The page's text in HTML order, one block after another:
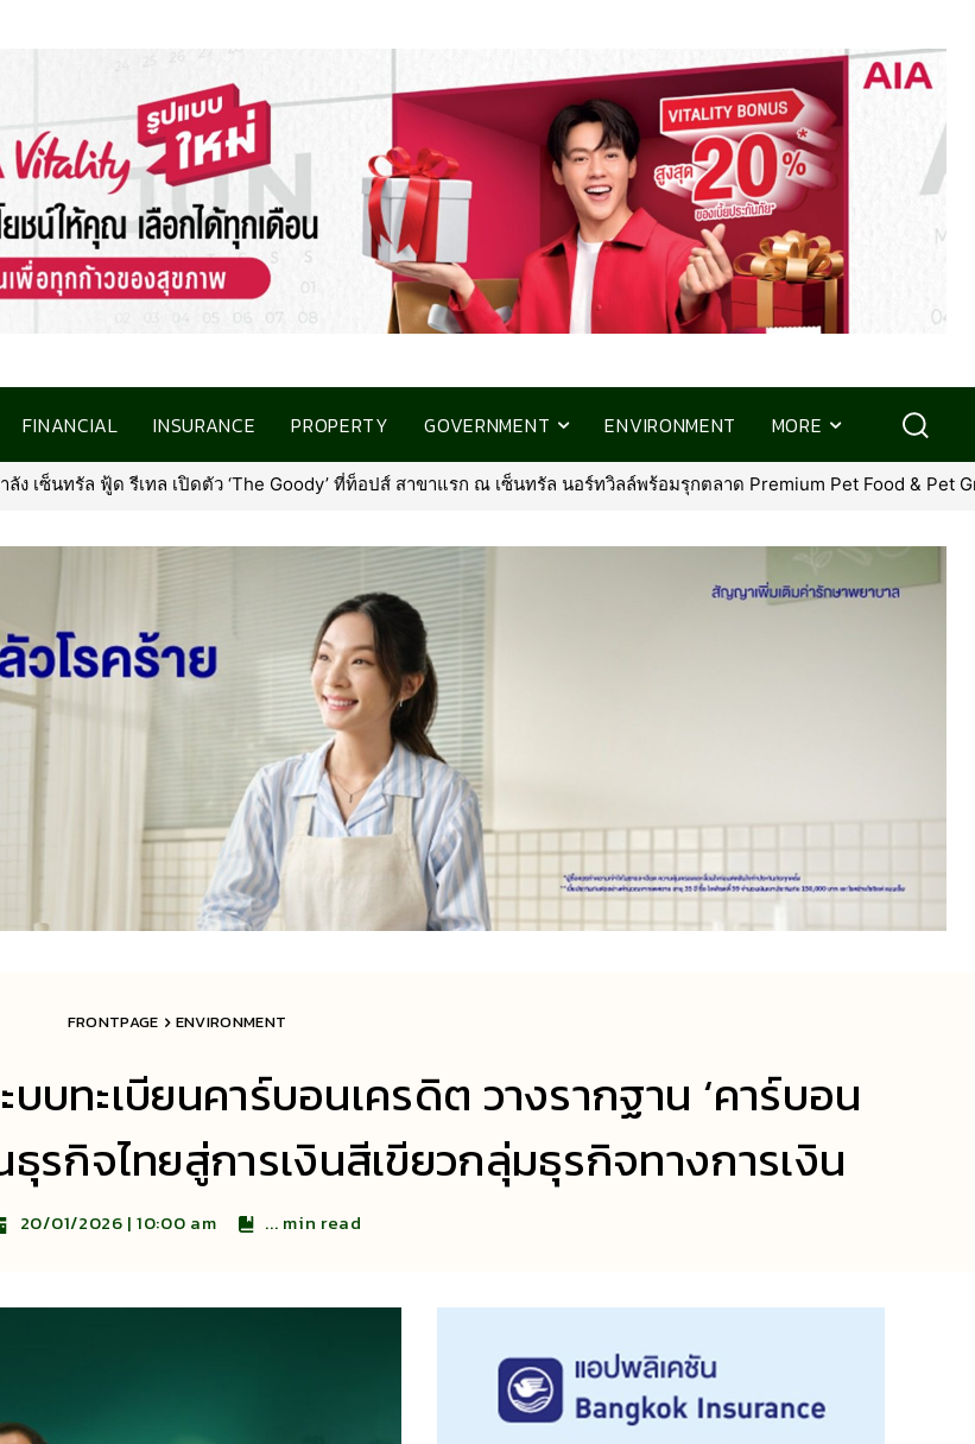
FINANCIAL INSURANCE PROPERTY GOVERNMENT ENVIRONMENT MORE
ที่ท็อปส์ สาขาแรก ณ เซ็นทรัล นอร์ทวิลล์พร้อมรุกตลาด Premium Pet Food & Pet Grooming ทั่วประเทศ•การเคหะฯ เร่ง
FRONTPAGE ENVIRONMENT
ทะเบียนคาร์บอนเครดิต วางรากฐาน ‘คาร์บอน
ธุรกิจไทยสู่การเงินสีเขียวกลุ่มธุรกิจทางการเงิน
20/01/2026 | 10:00 am ... min read